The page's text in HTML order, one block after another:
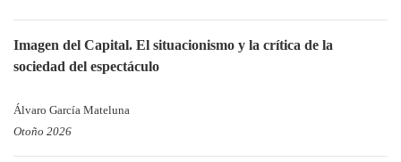
Imagen del Capital. El situacionismo y la crítica de la
sociedad del espectáculo
Álvaro García Mateluna
Otoño 2026